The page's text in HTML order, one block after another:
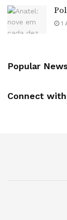
1
Popular
Connect